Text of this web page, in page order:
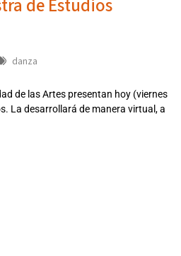
de Estudios
danza
de las Artes presentan hoy (viernes
La desarrollará de manera virtual, a